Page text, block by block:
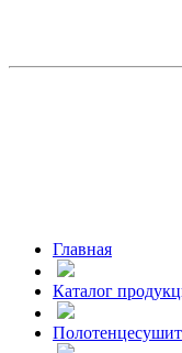
Главная
Каталог